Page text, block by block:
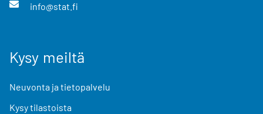
info@stat.fi
Kysy meiltä
Neuvonta ja tietopalvelu
Kysy tilastoista